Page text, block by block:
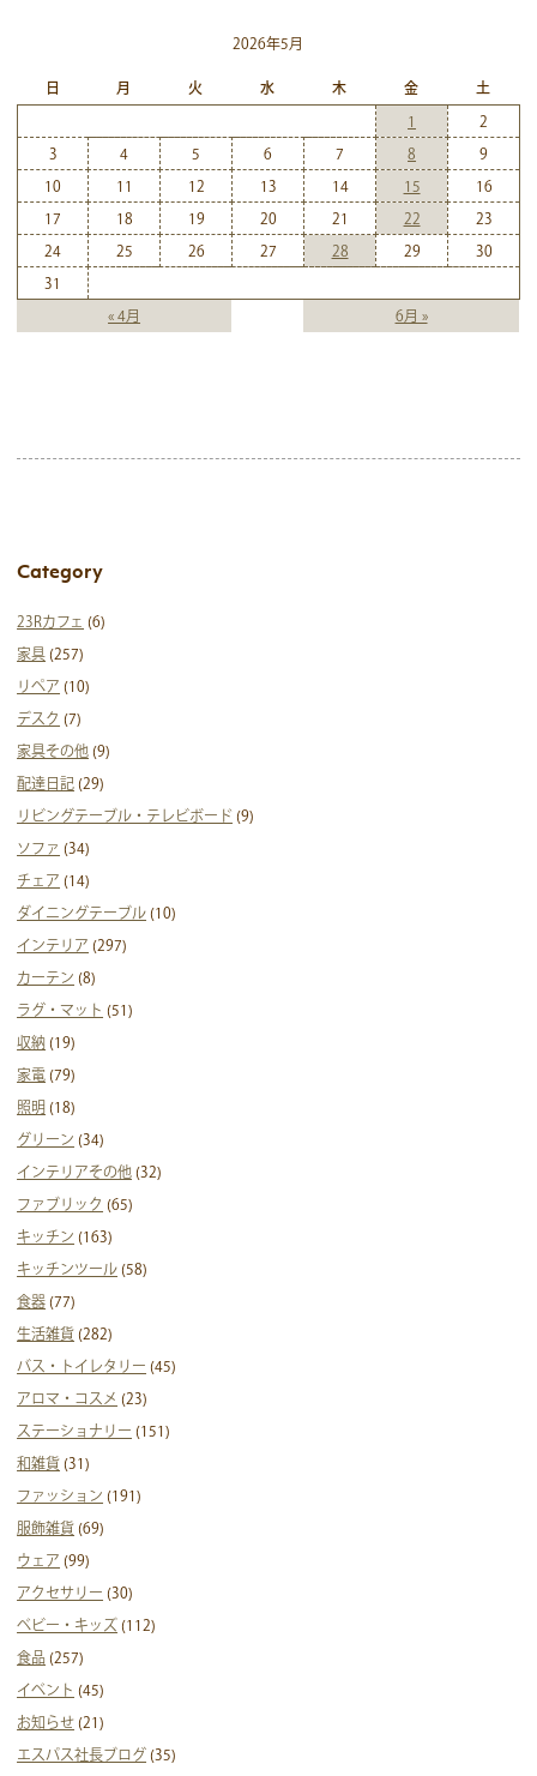
2026年5月
日 月 火 水 木 金 土
« 4月 6月 »
1 2
3 4 5 6 7 8 9
10 11 12 13 14 15 16
17 18 19 20 21 22 23
24 25 26 27 28 29 30
31
Category
23Rカフェ (6)
家具 (257)
リペア (10)
デスク (7)
家具その他 (9)
配達日記 (29)
リビングテーブル・テレビボード (9)
ソファ (34)
チェア (14)
ダイニングテーブル (10)
インテリア (297)
カーテン (8)
ラグ・マット (51)
収納 (19)
家電 (79)
照明 (18)
グリーン (34)
インテリアその他 (32)
ファブリック (65)
キッチン (163)
キッチンツール (58)
食器 (77)
生活雑貨 (282)
バス・トイレタリー (45)
アロマ・コスメ (23)
ステーショナリー (151)
和雑貨 (31)
ファッション (191)
服飾雑貨 (69)
ウェア (99)
アクセサリー (30)
ベビー・キッズ (112)
食品 (257)
イベント (45)
お知らせ (21)
エスパス社長ブログ (35)